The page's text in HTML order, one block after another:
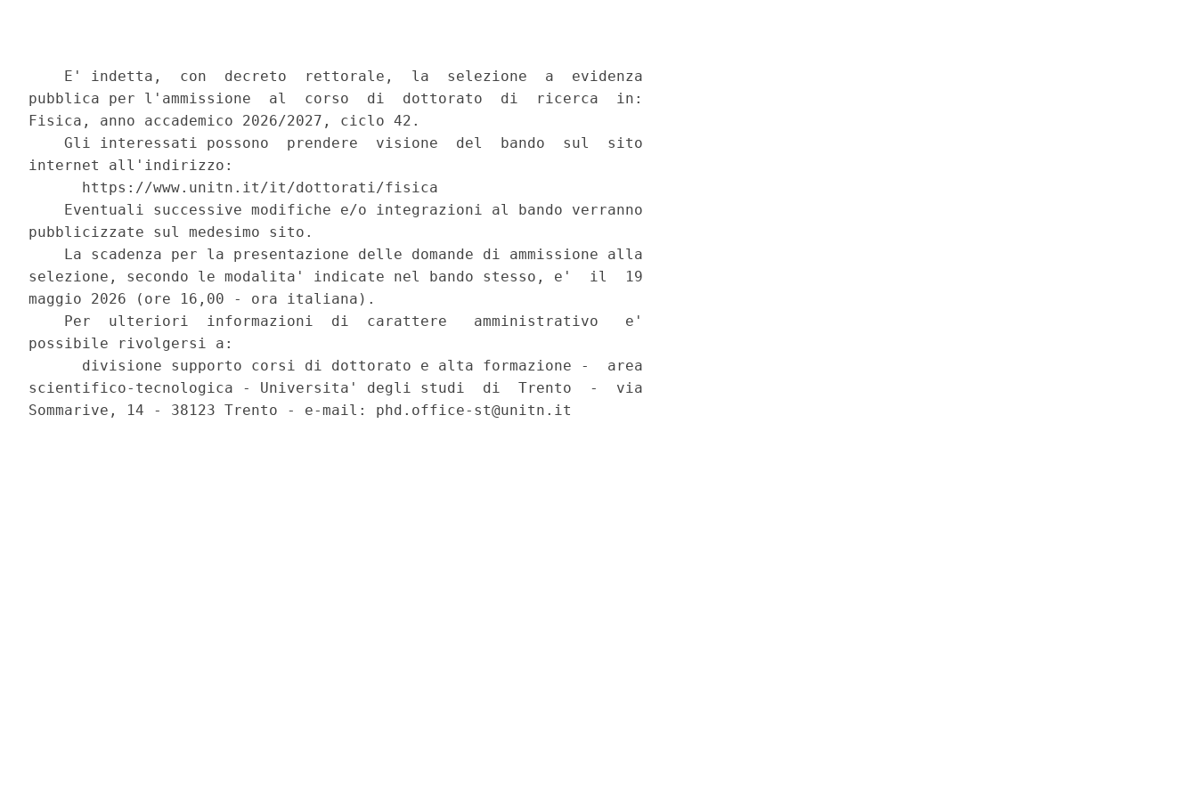
    E' indetta,  con  decreto  rettorale,  la  selezione  a  evidenza
pubblica per l'ammissione  al  corso  di  dottorato  di  ricerca  in:
Fisica, anno accademico 2026/2027, ciclo 42.
    Gli interessati possono  prendere  visione  del  bando  sul  sito
internet all'indirizzo:
      https://www.unitn.it/it/dottorati/fisica
    Eventuali successive modifiche e/o integrazioni al bando verranno
pubblicizzate sul medesimo sito.
    La scadenza per la presentazione delle domande di ammissione alla
selezione, secondo le modalita' indicate nel bando stesso, e'  il  19
maggio 2026 (ore 16,00 - ora italiana).
    Per  ulteriori  informazioni  di  carattere   amministrativo   e'
possibile rivolgersi a:
      divisione supporto corsi di dottorato e alta formazione -  area
scientifico-tecnologica - Universita' degli studi  di  Trento  -  via
Sommarive, 14 - 38123 Trento - e-mail: phd.office-st@unitn.it